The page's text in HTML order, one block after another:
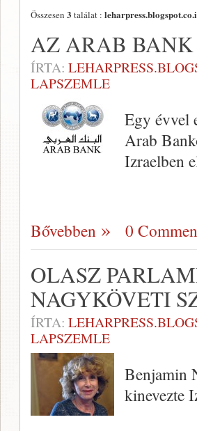
Összesen 3 találat :
AZ ARAB
ÍRTA:
LAPSZEMLE
Egy évvel
Arab
Izraelben
Bővebben 0
OLASZ
NAGYKÖVETI
ÍRTA:
LAPSZEMLE
Benjamin
kinevezte